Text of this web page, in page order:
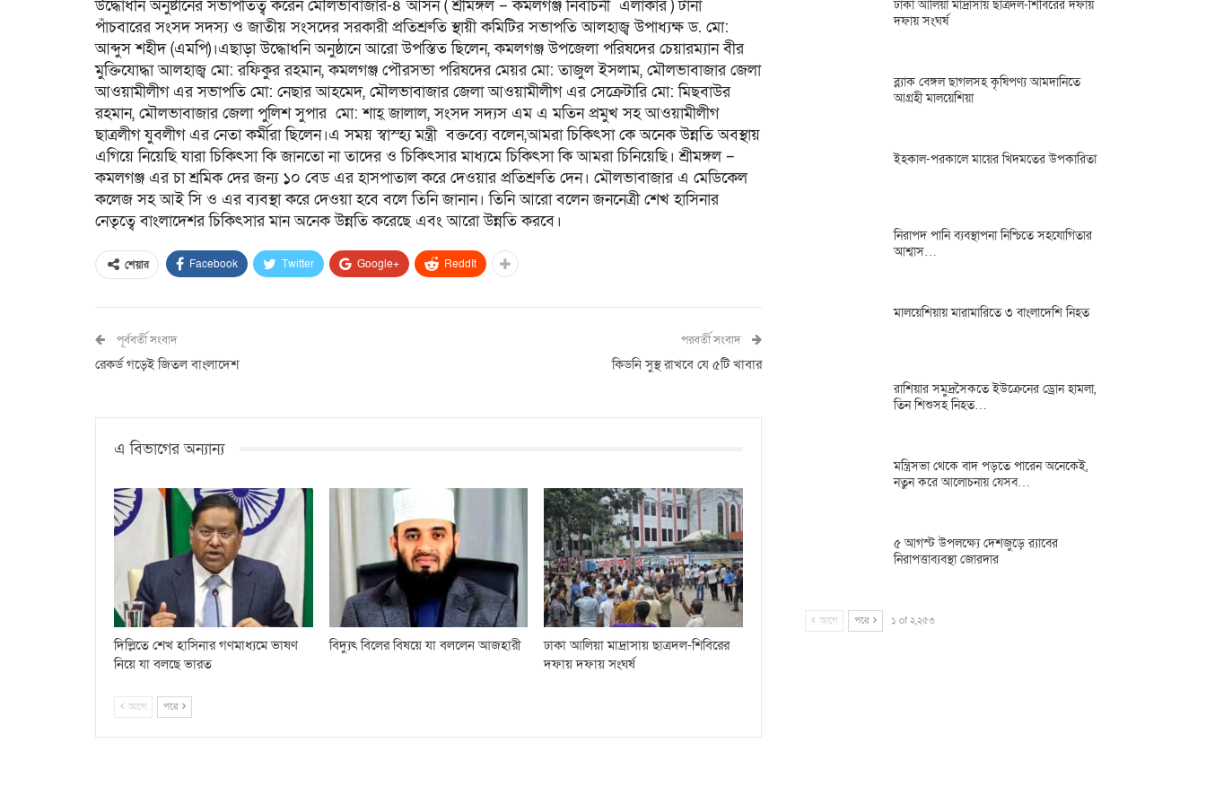
উদ্ধোধনি অনুষ্টানের সভাপতিত্ব করেন মৌলভাবাজার-৪ আসন ( শ্রীমঙ্গল – কমলগঞ্জ নির্বাচনী এলাকার ) টানা
পাঁচবারের সংসদ সদস্য ও জাতীয় সংসদের সরকারী প্রতিশ্রুতি স্থায়ী কমিটির সভাপতি আলহাজ্ব উপাধ্যক্ষ ড. মো:
আব্দুস শহীদ (এমপি)।এছাড়া উদ্ধোধনি অনুষ্ঠানে আরো উপস্তিত ছিলেন, কমলগঞ্জ উপজেলা পরিষদের চেয়ারম্যান বীর
মুক্তিযোদ্ধা আলহাজ্ব মো: রফিকুর রহমান, কমলগঞ্জ পৌরসভা পরিষদের মেয়র মো: তাজুল ইসলাম, মৌলভাবাজার জেলা
আওয়ামীলীগ এর সভাপতি মো: নেছার আহমেদ, মৌলভাবাজার জেলা আওয়ামীলীগ এর সেক্রেটারি মো: মিছবাউর
রহমান, মৌলভাবাজার জেলা পুলিশ সুপার মো: শাহ্ জালাল, সংসদ সদ্যস এম এ মতিন প্রমুখ সহ আওয়ামীলীগ
ছাত্রলীগ যুবলীগ এর নেতা কর্মীরা ছিলেন।এ সময় স্বাস্হ্য মন্ত্রী বক্তব্যে বলেন,আমরা চিকিৎসা কে অনেক উন্নতি অবস্থায়
এগিয়ে নিয়েছি যারা চিকিৎসা কি জানতো না তাদের ও চিকিৎসার মাধ্যমে চিকিৎসা কি আমরা চিনিয়েছি। শ্রীমঙ্গল –
কমলগঞ্জ এর চা শ্রমিক দের জন্য ১০ বেড এর হাসপাতাল করে দেওয়ার প্রতিশ্রুতি দেন। মৌলভাবাজার এ মেডিকেল
কলেজ সহ আই সি ও এর ব্যবস্থা করে দেওয়া হবে বলে তিনি জানান। তিনি আরো বলেন জননেত্রী শেখ হাসিনার
নেতৃত্বে বাংলাদেশর চিকিৎসার মান অনেক উন্নতি করেছে এবং আরো উন্নতি করবে।
শেয়ার Facebook Twitter Google+ ReddIt
পূর্ববর্তী সংবাদ
রেকর্ড গড়েই জিতল বাংলাদেশ
পরবর্তী সংবাদ
কিডনি সুস্থ রাখবে যে ৫টি খাবার
এ বিভাগের অন্যান্য
দিল্লিতে শেখ হাসিনার গণমাধ্যমে ভাষণ
নিয়ে যা বলছে ভারত
বিদ্যুৎ বিলের বিষয়ে যা বললেন আজহারী
ঢাকা আলিয়া মাদ্রাসায় ছাত্রদল-শিবিরের
দফায় দফায় সংঘর্ষ
আগে পরে
ঢাকা আলিয়া মাদ্রাসায় ছাত্রদল-শিবিরের দফায়
দফায় সংঘর্ষ
ব্ল্যাক বেঙ্গল ছাগলসহ কৃষিপণ্য আমদানিতে
আগ্রহী মালয়েশিয়া
ইহকাল-পরকালে মায়ের খিদমতের উপকারিতা
নিরাপদ পানি ব্যবস্থাপনা নিশ্চিতে সহযোগিতার
আশ্বাস…
মালয়েশিয়ায় মারামারিতে ৩ বাংলাদেশি নিহত
রাশিয়ার সমুদ্রসৈকতে ইউক্রেনের ড্রোন হামলা,
তিন শিশুসহ নিহত…
মন্ত্রিসভা থেকে বাদ পড়তে পারেন অনেকেই,
নতুন করে আলোচনায় যেসব…
৫ আগস্ট উপলক্ষ্যে দেশজুড়ে র‌্যাবের
নিরাপত্তাব্যবস্থা জোরদার
আগে পরে ১ of ২,২৫৩